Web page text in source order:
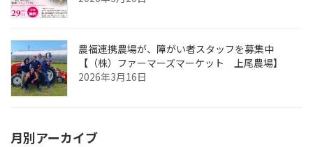
農福連携農場が、障がい者スタッフを募集中
【（株）ファーマーズマーケット 上尾農場】
2026年3月16日
月別アーカイブ